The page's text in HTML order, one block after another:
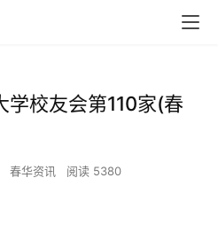
学校友会第110家(春
春华资讯 阅读 5380